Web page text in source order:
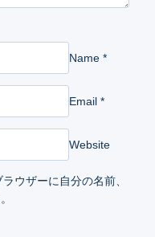
Name *
Email *
Website
ウザーに自分の名前、